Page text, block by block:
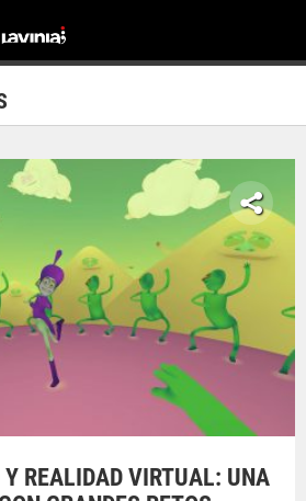
REALIDAD VIRTUAL: UNA